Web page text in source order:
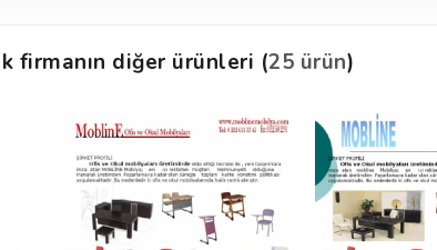
firmanın diğer ürünleri (25 ürün)